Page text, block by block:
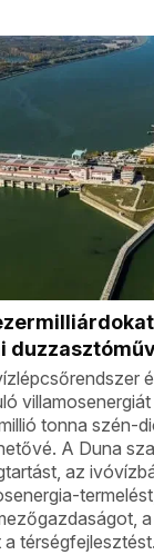
tonna szén-
A Duna
az
térségfejlesztést.